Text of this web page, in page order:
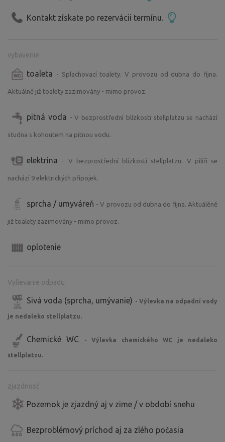
Kontakt získate po rezervácii termínu.
vybavenie
toaleta - Splachovací toalety. V provozu od dubna do října.
Aktuálně již toalety zazimovány - mimo provoz.
pitná voda - V bezprostřední blízkosti stellplatzu se nachází
studna s kohoutem na pitnou vodu.
elektrina - V bezprostřední blízkosti stellplatzu. V pilíři se
nachází 9 elektrických přípojek.
sprcha / umyváreň - V provozu od dubna do října. Aktuálěně
již toalety zazimovány - mimo provoz.
oplotenie
Vylievanie odpadu
Sivá voda (sprcha, umývanie) - Výlevka na odpadní vody
je nedaleko stellplatzu.
Chemické WC - Výlevka chemického WC je nedaleko
stellplatzu.
zjazdnosť
Pozemok je zjazdný aj v zime / v období snehu
Bezproblémový príchod aj za zlého počasia